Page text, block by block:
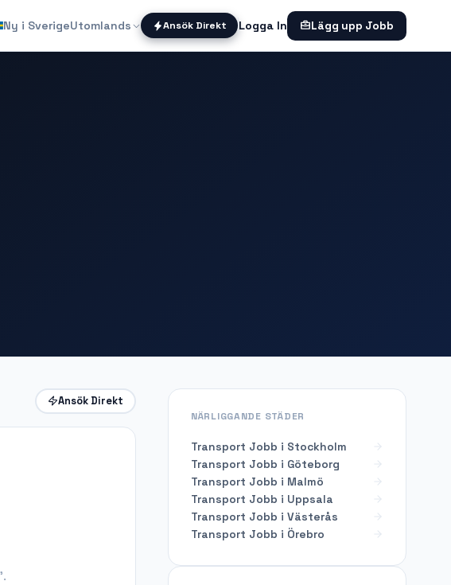
Ny i SverigeUtomlands Ansök Direkt Logga In Lägg upp Jobb
Ansök Direkt
NÄRLIGGANDE STÄDER
Transport Jobb i Stockholm
Transport Jobb i Göteborg
Transport Jobb i Malmö
Transport Jobb i Uppsala
Transport Jobb i Västerås
Transport Jobb i Örebro